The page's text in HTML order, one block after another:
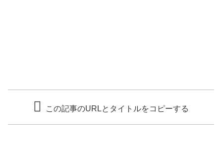
この記事のURLとタイトルをコピーする